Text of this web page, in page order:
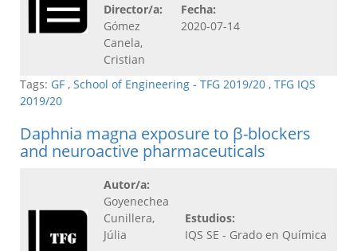
Director/a:
Gómez
Canela,
Cristian
Fecha:
2020-07-14
Tags: GF , School of Engineering - TFG 2019/20 , TFG IQS
2019/20
Daphnia magna exposure to β-blockers
and neuroactive pharmaceuticals
Autor/a:
Goyenechea
Cunillera,
Júlia
Estudios:
IQS SE - Grado en Química